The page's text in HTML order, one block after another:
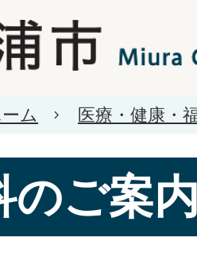
ム 医療・健康・
のご案